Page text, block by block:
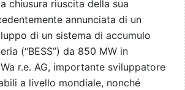
chiusura riuscita della sua
annunciata di un
di un sistema di accumulo
(“BESS”) da 850 MW in
r.e. AG, importante sviluppatore
a livello mondiale, nonché